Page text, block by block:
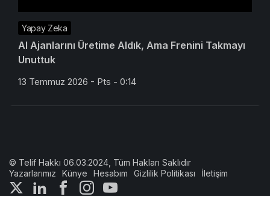
Yapay Zeka
AI Ajanlarını Üretime Aldık, Ama Frenini Takmayı
Unuttuk
13 Temmuz 2026 - Pts - 0:14
© Telif Hakkı 06.03.2024, Tüm Hakları Saklıdır
Yazarlarımız
Künye Hesabım Gizlilik Politikası İletişim